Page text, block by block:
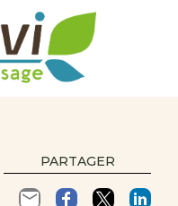
PARTAGER